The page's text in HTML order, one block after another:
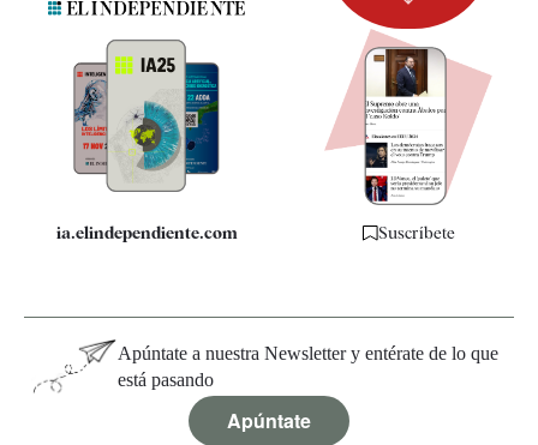
Quiénes somos
Especificaciones
ia.elindependiente.com Suscríbete
Apúntate a nuestra Newsletter y entérate de lo que
está pasando
Apúntate